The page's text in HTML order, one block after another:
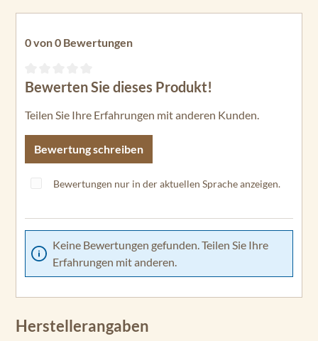
0 von 0 Bewertungen
Durchschnittliche Bewertung von 0 von 5 Sternen
Bewerten Sie dieses Produkt!
Teilen Sie Ihre Erfahrungen mit anderen Kunden.
Bewertung schreiben
Bewertungen nur in der aktuellen Sprache anzeigen.
Keine Bewertungen gefunden. Teilen Sie Ihre
Erfahrungen mit anderen.
Herstellerangaben